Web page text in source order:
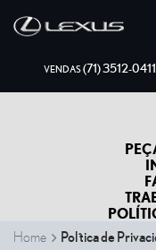
VENDAS(71) 3512-0411
Home
Política de